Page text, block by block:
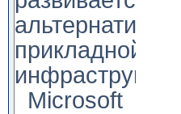
альтернатива
прикладной
инфраструктуре
Microsoft